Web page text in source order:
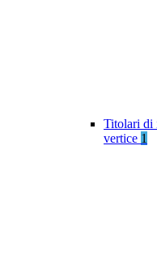
Titolari di
vertice 1